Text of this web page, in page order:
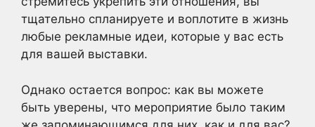
тщательно спланируете и воплотите в жизнь
любые рекламные идеи, которые у вас есть
для вашей выставки.
Однако остается вопрос: как вы можете
быть уверены, что мероприятие было таким